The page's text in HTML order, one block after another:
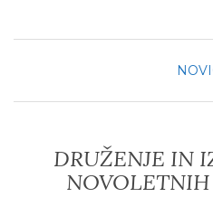
DRUŽENJE IN